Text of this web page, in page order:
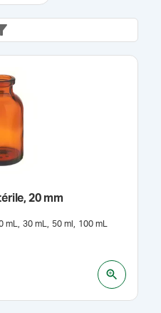
20 mm
mL 30 mL 50 ml
100 mL